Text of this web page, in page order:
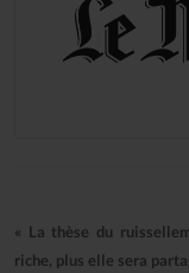
« La thèse du
riche, plus elle sera